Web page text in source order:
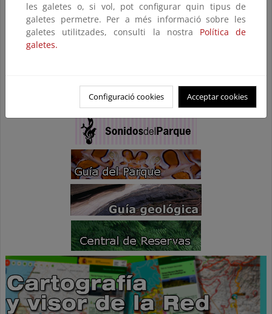
les galetes o, si vol, pot configurar quin tipus de
galetes permetre. Per a més informació sobre les
galetes utilitzades, consulti la nostra Política de
galetes.
Configuració cookies Acceptar cookies